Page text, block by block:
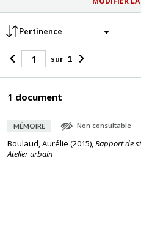
sur 1
1 document
MÉMOIRE Non consultable
Boulaud, Aurélie (2015),Rapport de
Atelier urbain